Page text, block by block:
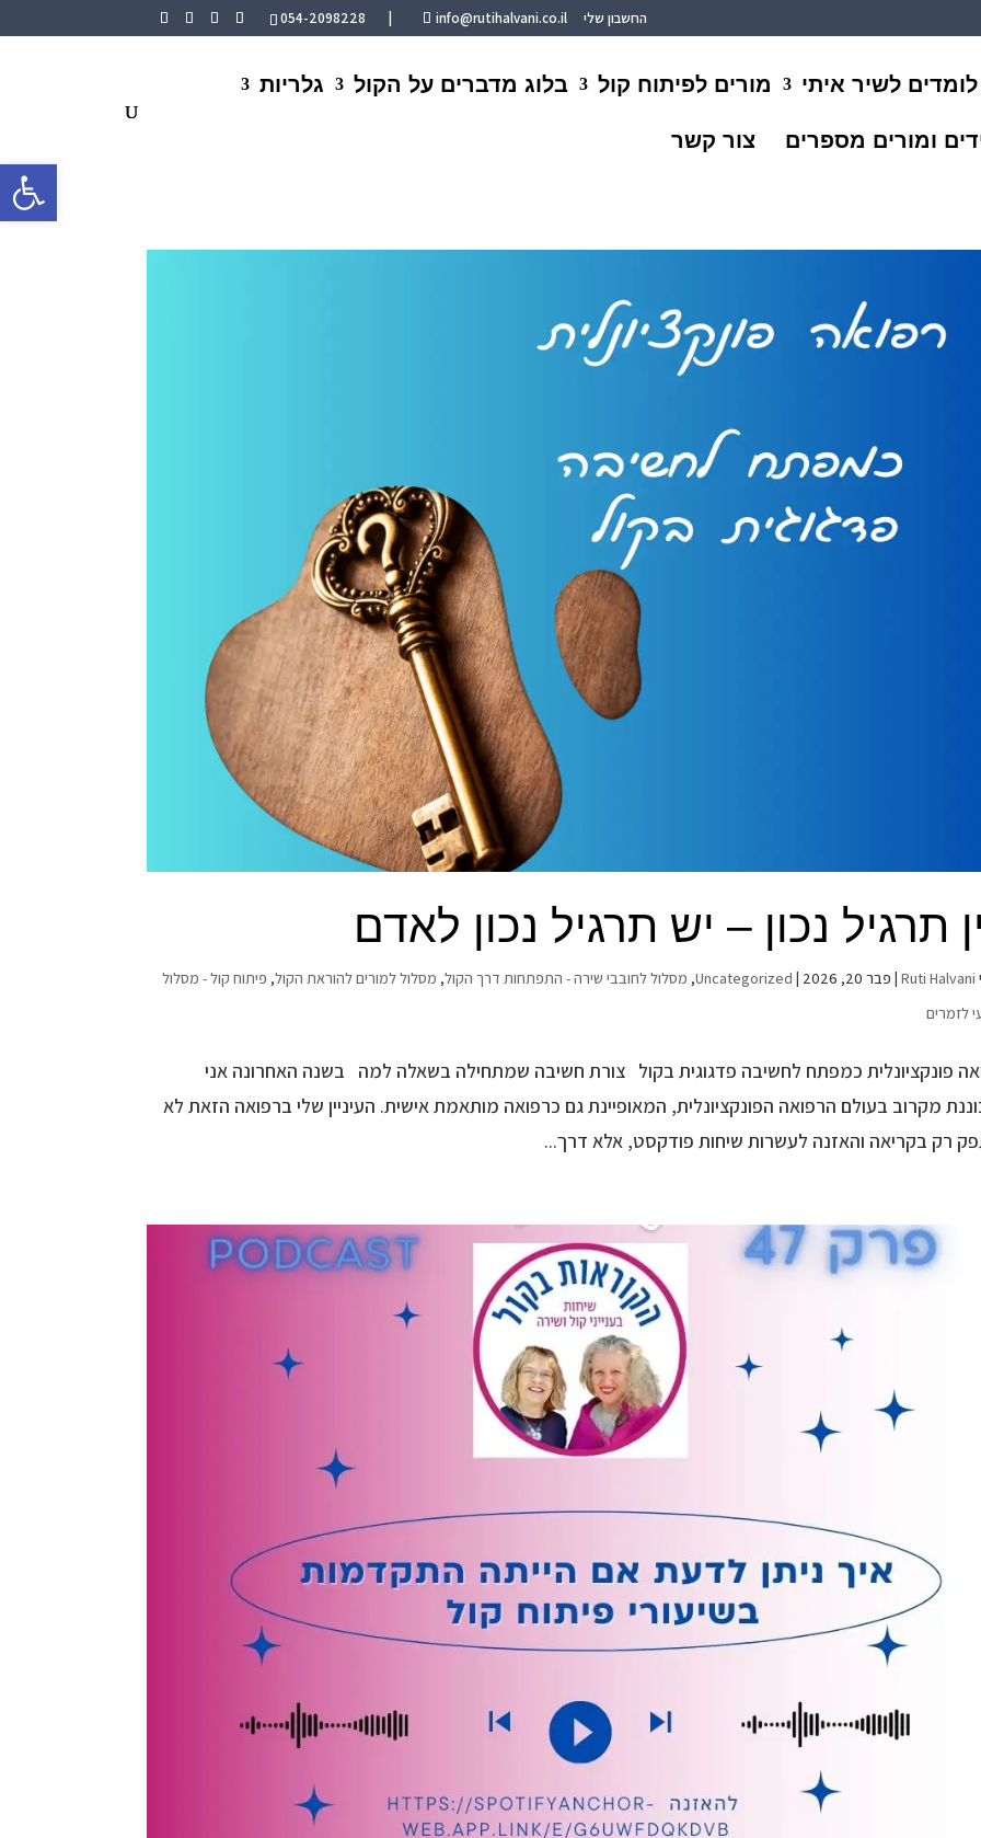
פתח
054-2098228 info@rutihalvani.co.il החשבון שלי
לומדים לשיר איתי מורים לפיתוח קול בלוג מדברים על הקול גלריות
ומורים מספרים צור קשר
תרגיל נכון – יש תרגיל נכון לאדם
Ruti Halvani
| פבר 20, 2026 Uncategorized
, מסלול לחובבי שירה - התפתחות דרך הקול, מסלול למורים להוראת הקול, פיתוח קול - מסלול
לזמרים
פונקציונלית כמפתח לחשיבה פדגוגית בקול צורת חשיבה שמתחילה בשאלה למה בשנה האחרונה אני
מקרוב בעולם הרפואה הפונקציונלית, המאופיינת גם כרפואה מותאמת אישית. העיניין שלי ברפואה הזאת לא
רק בקריאה והאזנה לעשרות שיחות פודקסט, אלא דרך...